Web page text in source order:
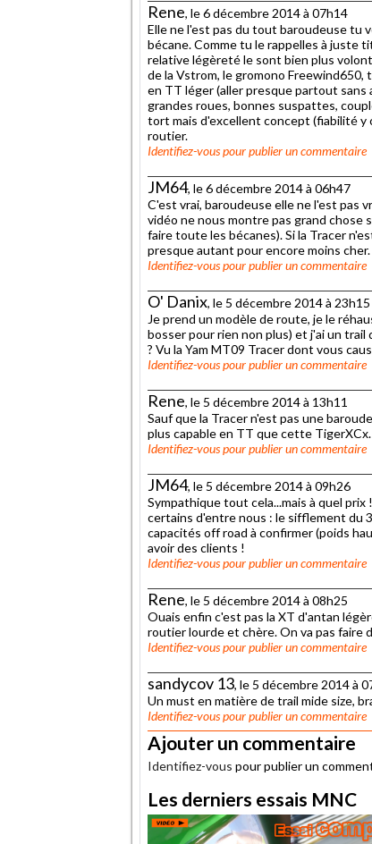
Rene, le 6 décembre 2014 à 07h14
Elle ne l'est pas du tout baroudeuse tu
bécane. Comme tu le rappelles à juste
relative légèreté le sont bien plus
de la Vstrom, le gromono
en TT léger (aller presque partout sans
grandes roues, bonnes suspattes,
tort mais d'excellent concept (fiabilité y
routier.
Identifiez-vouspour publier un commentaire
JM64, le 6 décembre 2014 à 06h47
C'est vrai, baroudeuse elle ne l'est pas
vidéo ne nous montre pas grand chose
faire toute les bécanes). Si la Tracer
presque autant pour encore moins cher.
Identifiez-vouspour publier un commentaire
O' Danix, le 5 décembre 2014 à 23h15
Je prend un modèle de route, je le
bosser pour rien non plus) et j'ai un trail
? Vu la Yam MT09 Tracer dont vous
Identifiez-vouspour publier un commentaire
Rene, le 5 décembre 2014 à 13h11
Sauf que la Tracer n'est pas une
plus capable en TT que cette TigerXCx.
Identifiez-vouspour publier un commentaire
JM64, le 5 décembre 2014 à 09h26
Sympathique tout cela...mais à quel
certains d'entre nous : le sifflement du
capacités off road à confirmer (poids
avoir des clients !
Identifiez-vouspour publier un commentaire
Rene, le 5 décembre 2014 à 08h25
Ouais enfin c'est pas la XT d'antan
routier lourde et chère. On va pas faire
Identifiez-vouspour publier un commentaire
sandycov 13, le 5 décembre 2014 à
Un must en matière de trail mide size,
Identifiez-vouspour publier un commentaire
Ajouter un commentaire
Identifiez-vous pour publier un
Les derniers essais MNC